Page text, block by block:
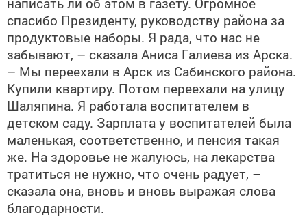
спасибо Президенту, руководству района за
продуктовые наборы. Я рада, что нас не
забывают, – сказала Аниса Галиева из Арска.
– Мы переехали в Арск из Сабинского района.
Купили квартиру. Потом переехали на улицу
Шаляпина. Я работала воспитателем в
детском саду. Зарплата у воспитателей была
маленькая, соответственно, и пенсия такая
же. На здоровье не жалуюсь, на лекарства
тратиться не нужно, что очень радует, –
сказала она, вновь и вновь выражая слова
благодарности.